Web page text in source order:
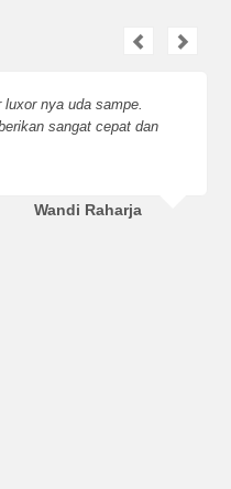
nya uda sampe.
sangat cepat dan
Wandi Raharja